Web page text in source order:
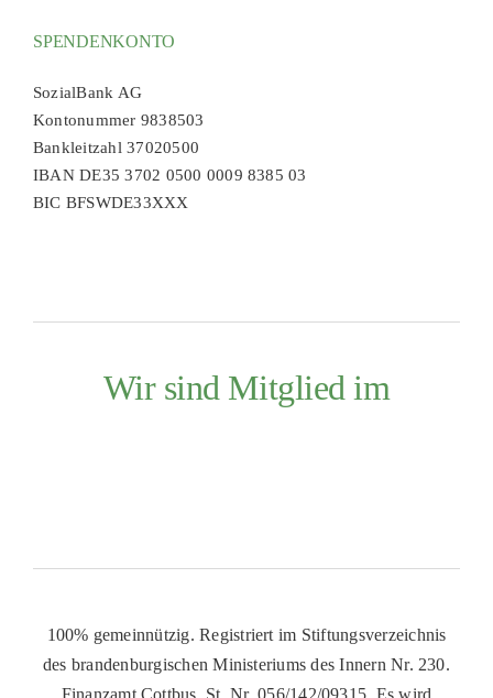
SPENDENKONTO
SozialBank AG
Kontonummer 9838503
Bankleitzahl 37020500
IBAN DE35 3702 0500 0009 8385 03
BIC BFSWDE33XXX
Wir sind Mitglied im
100% gemeinnützig. Registriert im Stiftungsverzeichnis
des brandenburgischen Ministeriums des Innern Nr. 230.
Finanzamt Cottbus, St. Nr. 056/142/09315. Es wird